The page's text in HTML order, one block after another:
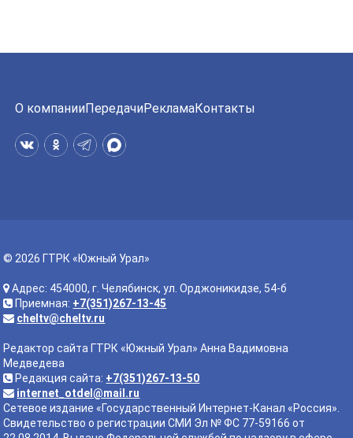
О компанииПередачиРекламаКонтакты
© 2026 ГТРК «Южный Урал»
Адрес: 454000, г. Челябинск, ул. Орджоникидзе, 54-б
Приемная: +7(351)267-13-45
cheltv@cheltv.ru
Редактор сайта ГТРК «Южный Урал» Анна Вадимовна
Медведева
Редакция сайта: +7(351)267-13-50
internet_otdel@mail.ru
Сетевое издание «Государственный Интернет-Канал «Россия».
Свидетельство о регистрации СМИ Эл № ФС 77-59166 от